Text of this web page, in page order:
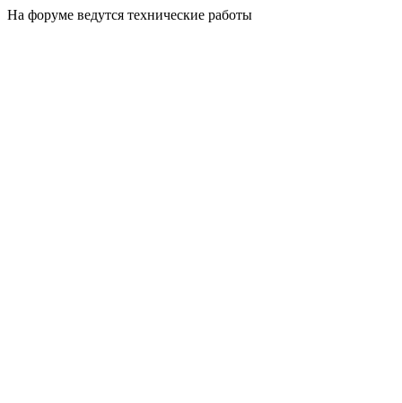
На форуме ведутся технические работы